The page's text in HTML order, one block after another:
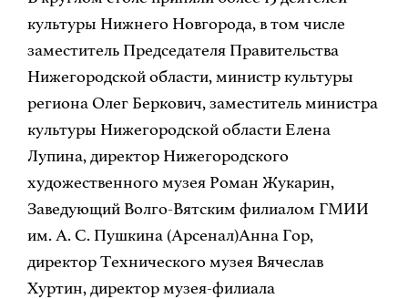
культуры Нижнего Новгорода, в том числе
заместитель Председателя Правительства
Нижегородской области, министр культуры
региона Олег Беркович, заместитель министра
культуры Нижегородской области Елена
Лупина, директор Нижегородского
художественного музея Роман Жукарин,
Заведующий Волго-Вятским филиалом ГМИИ
им. А. С. Пушкина (Арсенал)Анна Гор,
директор Технического музея Вячеслав
Хуртин, директор музея-филиала